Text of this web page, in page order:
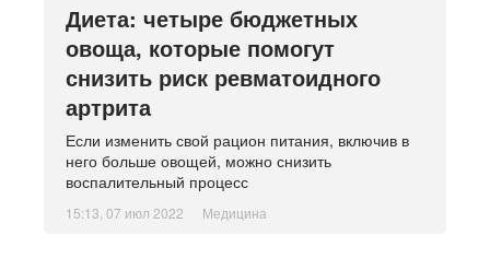
Диета: четыре бюджетных
овоща, которые помогут
снизить риск ревматоидного
артрита
Если изменить свой рацион питания, включив в
него больше овощей, можно снизить
воспалительный процесс
15:13, 07 июл 2022 Медицина